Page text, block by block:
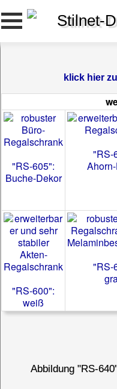
Stilnet-
klick hier
"RS-605":
Buche-Dekor
"RS-
"RS-600":
weiß
"RS-
Abbildung "RS-